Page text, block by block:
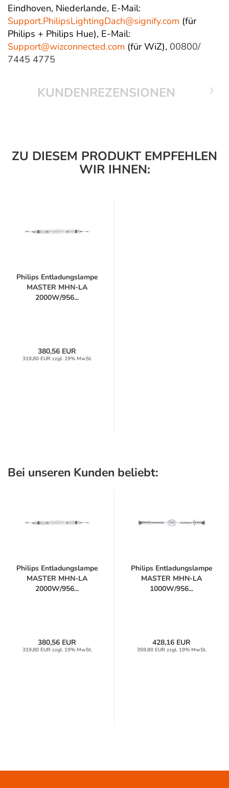
Eindhoven, Niederlande, E-Mail:
Support.PhilipsLightingDach@signify.com (für
Philips + Philips Hue), E-Mail:
Support@wizconnected.com (für WiZ), 00800/
7445 4775
KUNDENREZENSIONEN
ZU DIESEM PRODUKT EMPFEHLEN
WIR IHNEN:
Philips Entladungslampe
MASTER MHN-LA
2000W/956...
380,56 EUR
319,80 EUR zzgl. 19% MwSt.
Bei unseren Kunden beliebt:
Philips Entladungslampe
MASTER MHN-LA
2000W/956...
380,56 EUR
319,80 EUR zzgl. 19% MwSt.
Philips Entladungslampe
MASTER MHN-LA
1000W/956...
428,16 EUR
359,80 EUR zzgl. 19% MwSt.